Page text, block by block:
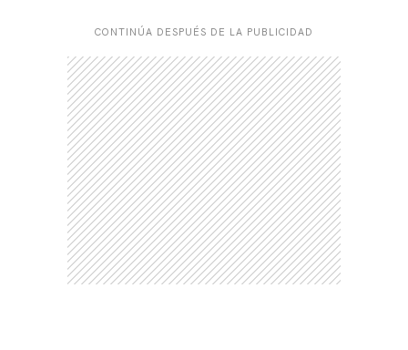
CONTINÚA DESPUÉS DE LA PUBLICIDAD